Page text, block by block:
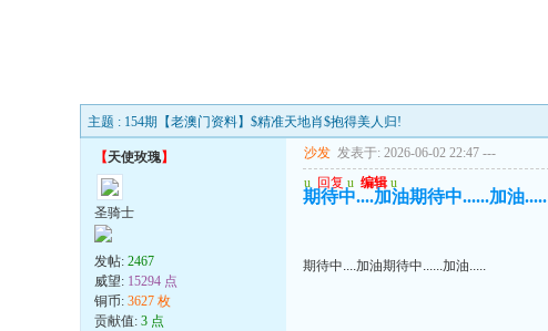
主题 : 154期【老澳门资料】$精准天地肖$抱得美人归!
【天使玫瑰】
圣骑士
发帖: 2467
威望: 15294 点
铜币: 3627 枚
贡献值: 3 点
沙发 发表于: 2026-06-02 22:47 ---
u 回复 u 编辑 u
期待中....加油期待中......加油.....
期待中....加油期待中......加油.....